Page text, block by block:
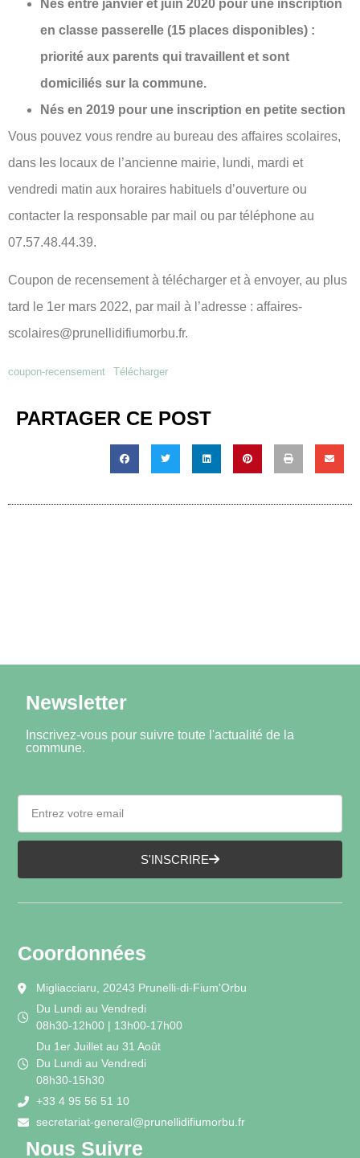
Nés entre janvier et juin 2020 pour une inscription
en classe passerelle (15 places disponibles) :
priorité aux parents qui travaillent et sont
domiciliés sur la commune.
Nés en 2019 pour une inscription en petite section
Vous pouvez vous rendre au bureau des affaires scolaires,
dans les locaux de l’ancienne mairie, lundi, mardi et
vendredi matin aux horaires habituels d’ouverture ou
contacter la responsable par mail ou par téléphone au
07.57.48.44.39.
Coupon de recensement à télécharger et à envoyer, au plus
tard le 1er mars 2022, par mail à l’adresse : affaires-
scolaires@prunellidifiumorbu.fr.
coupon-recensement Télécharger
PARTAGER CE POST
Newsletter
Inscrivez-vous pour suivre toute l'actualité de la
commune.
S'INSCRIRE
Coordonnées
Migliacciaru, 20243 Prunelli-di-Fium'Orbu
Du Lundi au Vendredi
08h30-12h00 | 13h00-17h00
Du 1er Juillet au 31 Août
Du Lundi au Vendredi
08h30-15h30
+33 4 95 56 51 10
secretariat-general@prunellidifiumorbu.fr
Nous Suivre